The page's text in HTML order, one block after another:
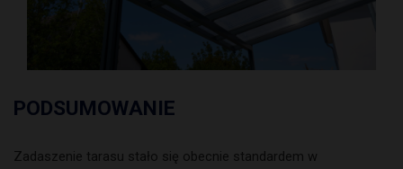
PODSUMOWANIE
Zadaszenie tarasu stało się obecnie standardem w